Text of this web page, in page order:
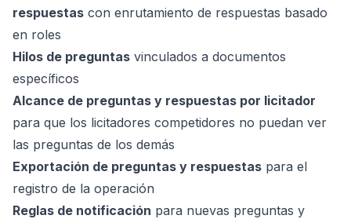
respuestas con enrutamiento de respuestas basado
en roles
Hilos de preguntas vinculados a documentos
específicos
Alcance de preguntas y respuestas por licitador
para que los licitadores competidores no puedan ver
las preguntas de los demás
Exportación de preguntas y respuestas para el
registro de la operación
Reglas de notificación para nuevas preguntas y